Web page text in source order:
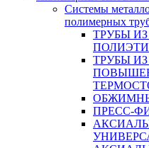
Системы
полимерных
ТРУБЫ
ТРУБЫ
ПРЕСС-